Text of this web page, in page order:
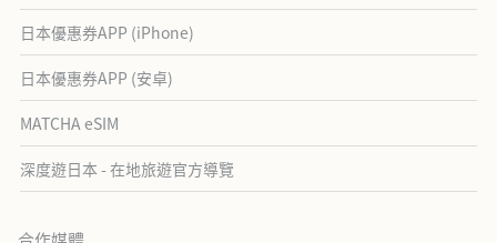
日本優惠券APP (iPhone)
日本優惠券APP (安卓)
MATCHA eSIM
深度遊日本 - 在地旅遊官方導覽